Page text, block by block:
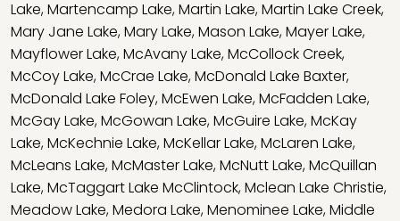
Lake,Martencamp Lake,Martin Lake,Martin Lake Creek,
Mary Jane Lake,Mary Lake,Mason Lake,Mayer Lake,
Mayflower Lake,McAvany Lake,McCollock Creek,
McCoy Lake,McCrae Lake,McDonald Lake Baxter,
McDonald Lake Foley,McEwen Lake,McFadden Lake,
McGay Lake,McGowan Lake,McGuire Lake,McKay
Lake,McKechnie Lake,McKellar Lake,McLaren Lake,
McLeans Lake,McMaster Lake,McNutt Lake,McQuillan
Lake,McTaggart Lake McClintock,Mclean Lake Christie,
Meadow Lake,Medora Lake,Menominee Lake,Middle